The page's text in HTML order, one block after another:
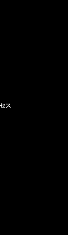
ス